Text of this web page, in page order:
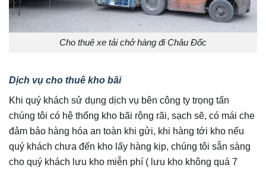
Cho thuê xe tải chở hàng đi Châu Đốc
Dịch vụ cho thuê kho bãi
Khi quý khách sử dụng dịch vụ bên công ty trọng tấn
chúng tôi có hệ thống kho bãi rộng rãi, sạch sẽ, có mái che
đảm bảo hàng hóa an toàn khi gửi, khi hàng tới kho nếu
quý khách chưa đến kho lấy hàng kịp, chúng tôi sẵn sàng
cho quý khách lưu kho miễn phí ( lưu kho không quá 7